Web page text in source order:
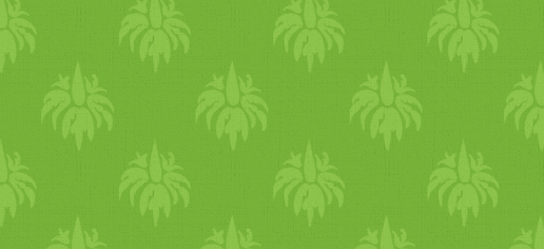
gyógyteákat,
forraltvizet.
készen is meg tudsz
ecetet a blogon itt